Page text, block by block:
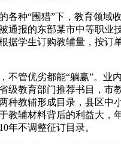
种“围猎”下，教育领域
通报的东部某市中等职业
据学生订购教辅量，按订
优劣都能“躺赢”。业内
级教育部门推荐书目，市
种教辅形成目录，县区中
教辅材料背后的利益大，
年不调整征订目录。